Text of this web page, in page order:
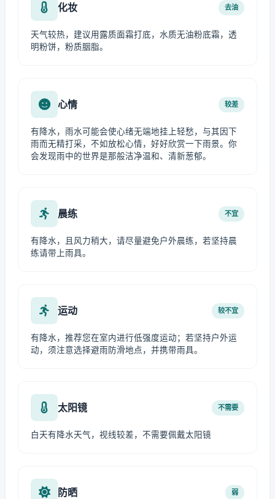
化妆 去油
天气较热，建议用露质面霜打底，水质无油粉底霜，透
明粉饼，粉质胭脂。
心情 较差
有降水，雨水可能会使心绪无端地挂上轻愁，与其因下
雨而无精打采，不如放松心情，好好欣赏一下雨景。你
会发现雨中的世界是那般洁净温和、清新葱郁。
晨练 不宜
有降水，且风力稍大，请尽量避免户外晨练，若坚持晨
练请带上雨具。
运动 较不宜
有降水，推荐您在室内进行低强度运动；若坚持户外运
动，须注意选择避雨防滑地点，并携带雨具。
太阳镜 不需要
白天有降水天气，视线较差，不需要佩戴太阳镜
防晒 弱